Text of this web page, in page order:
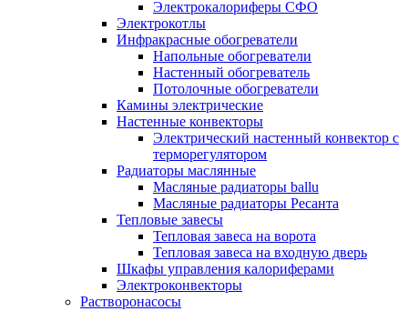
Электрокалориферы СФО
Электрокотлы
Инфракрасные обогреватели
Напольные обогреватели
Настенный обогреватель
Потолочные обогреватели
Камины электрические
Настенные конвекторы
Электрический настенный конвектор с
терморегулятором
Радиаторы маслянные
Масляные радиаторы ballu
Масляные радиаторы Ресанта
Тепловые завесы
Тепловая завеса на ворота
Тепловая завеса на входную дверь
Шкафы управления калориферами
Электроконвекторы
Растворонасосы